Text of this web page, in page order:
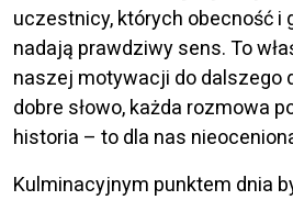
uczestnicy, których obecność i
nadają prawdziwy sens. To
naszej motywacji do dalszego
dobre słowo, każda rozmowa
historia – to dla nas
Kulminacyjnym punktem dnia